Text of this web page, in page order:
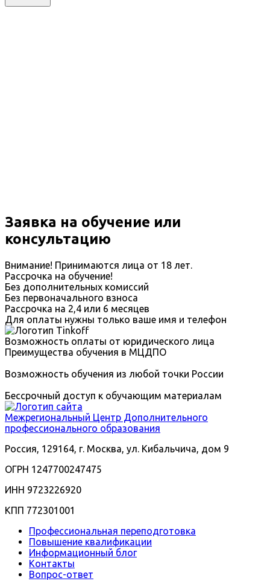
Заявка на обучение или
консультацию
Внимание! Принимаются лица от 18 лет.
Рассрочка на обучение!
Без дополнительных комиссий
Без первоначального взноса
Рассрочка на 2,4 или 6 месяцев
Для оплаты нужны только ваше имя и телефон
Возможность оплаты от юридического лица
Преимущества обучения в МЦДПО
Возможность обучения из любой точки России
Бессрочный доступ к обучающим материалам
Межрегиональный Центр Дополнительного
профессионального образования
Россия, 129164, г. Москва, ул. Кибальчича, дом 9
ОГРН 1247700247475
ИНН 9723226920
КПП 772301001
Профессиональная переподготовка
Повышение квалификации
Информационный блог
Контакты
Вопрос-ответ